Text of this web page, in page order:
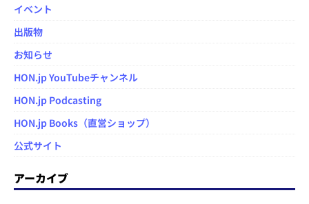
イベント
出版物
お知らせ
HON.jp YouTubeチャンネル
HON.jp Podcasting
HON.jp Books（直営ショップ）
公式サイト
アーカイブ